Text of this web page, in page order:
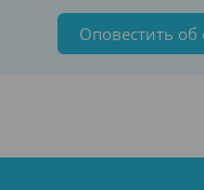
Оповестить